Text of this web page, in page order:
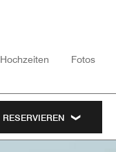
Hochzeiten Fotos
RESERVIEREN